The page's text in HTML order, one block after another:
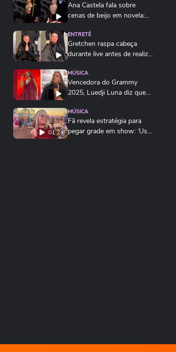
Ana Castela fala sobre
cenas de beijo em novela:
ENTRETÊ
Gretchen raspa cabeça
durante live antes de realizar
MÚSICA
Vencedora do Grammy
2025, Luedji Luna diz que
01:24
MÚSICA
Fã revela estratégia para
pegar grade em show: ‘Usei
ENTRETÊ